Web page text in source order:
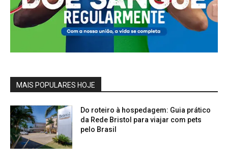
MAIS POPULARES HOJE
Do roteiro à hospedagem: Guia prático
da Rede Bristol para viajar com pets
pelo Brasil